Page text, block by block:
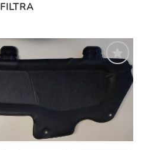
FILTRA
Aggiungi
desideri